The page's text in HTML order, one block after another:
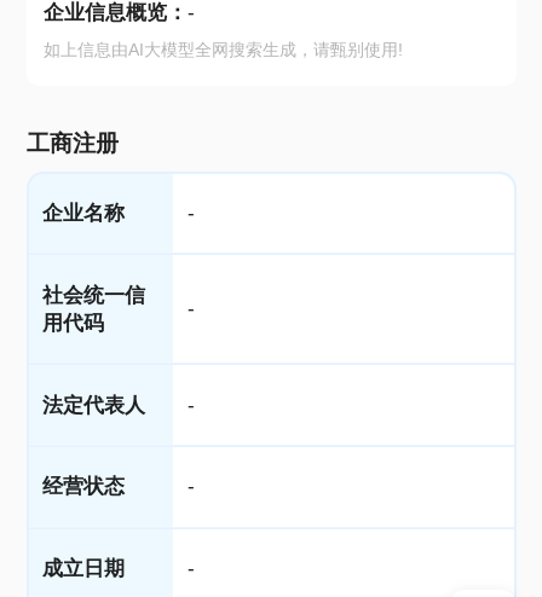
企业信息概览： -
如上信息由AI大模型全网搜索生成，请甄别使用!
工商注册
企业名称 -
社会统一信
用代码
-
法定代表人 -
经营状态 -
成立日期 -